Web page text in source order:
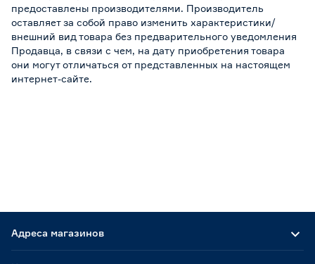
предоставлены производителями. Производитель
оставляет за собой право изменить характеристики/
внешний вид товара без предварительного уведомления
Продавца, в связи с чем, на дату приобретения товара
они могут отличаться от представленных на настоящем
интернет-сайте.
Адреса магазинов